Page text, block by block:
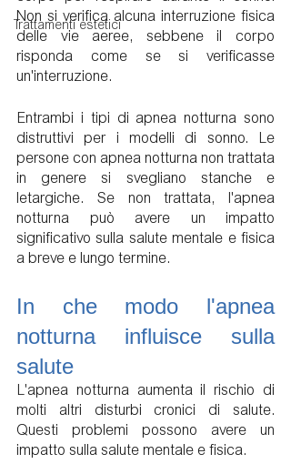
Trattamenti estetici
Non si verifica alcuna interruzione fisica
delle vie aeree, sebbene il corpo
risponda come se si verificasse
un'interruzione.
Entrambi i tipi di apnea notturna sono
distruttivi per i modelli di sonno. Le
persone con apnea notturna non trattata
in genere si svegliano stanche e
letargiche. Se non trattata, l'apnea
notturna può avere un impatto
significativo sulla salute mentale e fisica
a breve e lungo termine.
In che modo l'apnea
notturna influisce sulla
salute
L'apnea notturna aumenta il rischio di
molti altri disturbi cronici di salute.
Questi problemi possono avere un
impatto sulla salute mentale e fisica.